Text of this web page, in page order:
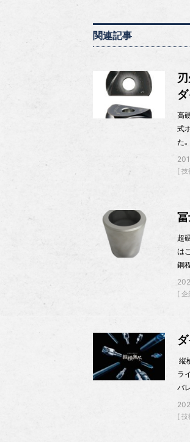
関連記事
高
式
た
技
超
は
鋼
企
縦
ラ
バ
技